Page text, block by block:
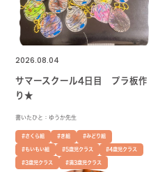
2026.08.04
サマースクール4日目 プラ板作
り★
書いたひと：ゆうか先生
#さくら組 #き組 #みどり組
#もいもい組 #5歳児クラス #4歳児クラス
#3歳児クラス #満3歳児クラス